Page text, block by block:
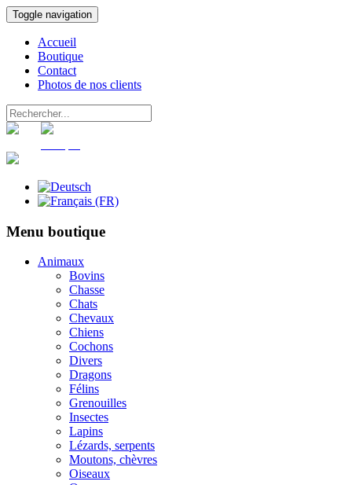
Toggle navigation
Accueil
Boutique
Contact
Photos de nos clients
Menu boutique
Animaux
Bovins
Chasse
Chats
Chevaux
Chiens
Cochons
Divers
Dragons
Félins
Grenouilles
Insectes
Lapins
Lézards, serpents
Moutons, chèvres
Oiseaux